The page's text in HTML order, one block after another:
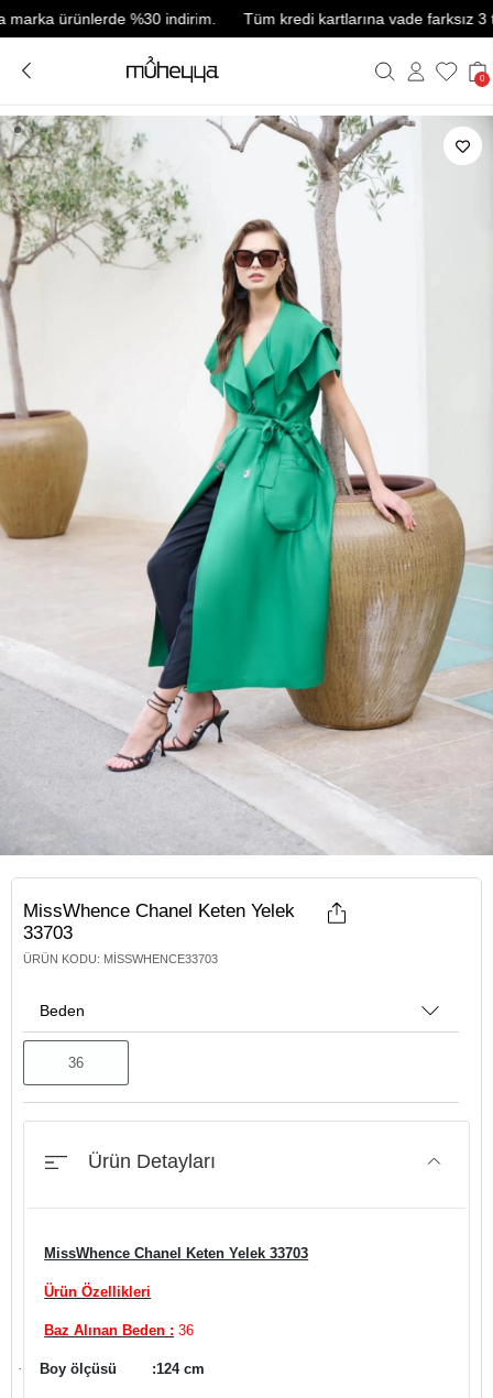
ürünlerde %30 indirim. Tüm kredi kartlarına vade farksız 3
0
MissWhence Chanel Keten Yelek
33703
ÜRÜN KODU: MISSWHENCE33703
Beden
36
Ürün Detayları
MissWhence Chanel Keten Yelek 33703
Ürün Özellikleri
Baz Alınan Beden : 36
· Boy ölçüsü :124 cm